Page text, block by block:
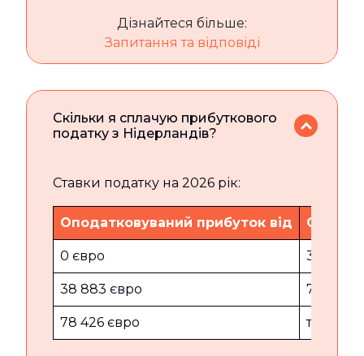
Дізнайтеся більше:
Запитання та відповіді
Скільки я сплачую прибуткового
податку з Нідерландів?
Ставки податку на 2026 рік:
Оподатковуваний прибуток від
0 євро 38 883
38 883 євро 78 426
78 426 євро та